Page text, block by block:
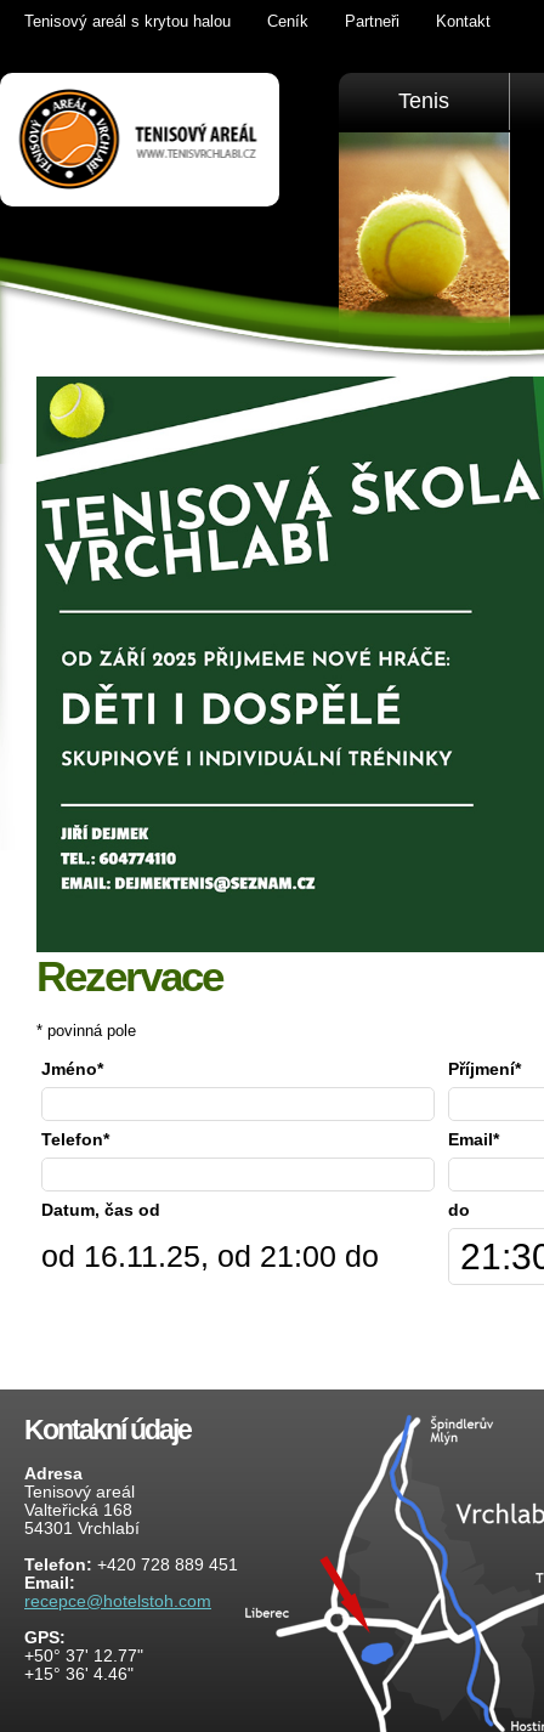
Tenisový areál s krytou halou Ceník Partneři Kontakt
Tenis Vrchlabí
golfový trenažér,
sauna,
KrkonošeTenis
Tenis
Rezervace
* povinná pole
Jméno* Příjmení*
Telefon* Email*
Datum, čas od do
od 16.11.25, od 21:00 do
Kontakní údaje
Adresa
Tenisový areál
Valteřická 168
54301 Vrchlabí
Telefon: +420 728 889 451
Email:
recepce@hotelstoh.com
GPS:
+50° 37' 12.77"
+15° 36' 4.46"